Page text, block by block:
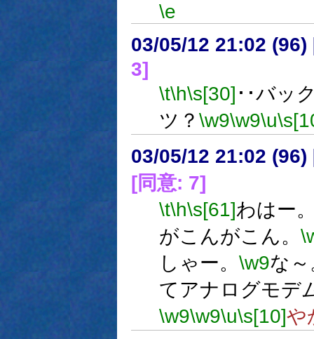
\e
03/05/12 21:02 (96)
3]
\t\h\s[30] ･･バッ
ツ？ \w9\w9\u
03/05/12 21:02 (96)
[同意: 7]
\t\h\s[61]わはー
がこんがこん。
しゃー。 \w9な～
てアナログモデ
\w9\w9\u\s[10]や